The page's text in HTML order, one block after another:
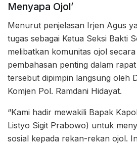
Menyapa Ojol’
Menurut penjelasan Irjen Agus
tugas sebagai Ketua Seksi Bakti
melibatkan komunitas ojol
pembahasan penting dalam
tersebut dipimpin langsung oleh
Komjen Pol. Ramdani Hidayat.
“Kami hadir mewakili Bapak
Listyo Sigit Prabowo) untuk
sosial kepada rekan-rekan ojol.